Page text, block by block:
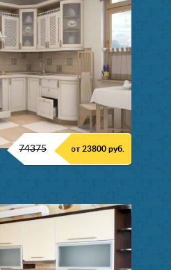
74375 от 23800 руб.